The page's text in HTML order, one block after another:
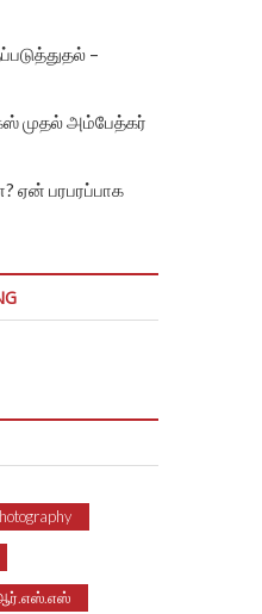
–
முதல் அம்பேத்கர்
ஏன் பரபரப்பாக